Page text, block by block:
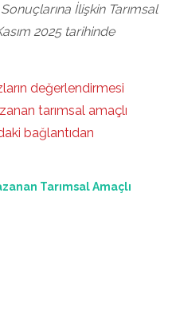
İlişkin Tarımsal
2025 tarihinde
değerlendirmesi
tarımsal amaçlı
bağlantıdan
Tarımsal Amaçlı